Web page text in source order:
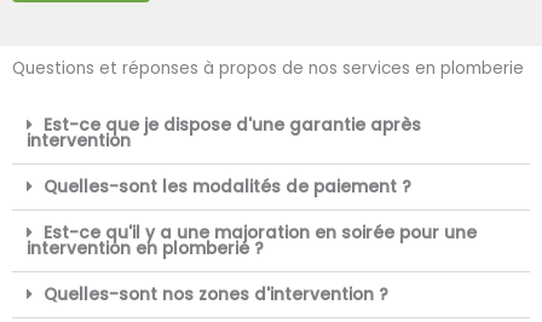
Questions et réponses à propos de nos services en plomberie
Est-ce que je dispose d'une garantie après
intervention
Quelles-sont les modalités de paiement ?
Est-ce qu'il y a une majoration en soirée pour une
intervention en plomberie ?
Quelles-sont nos zones d'intervention ?